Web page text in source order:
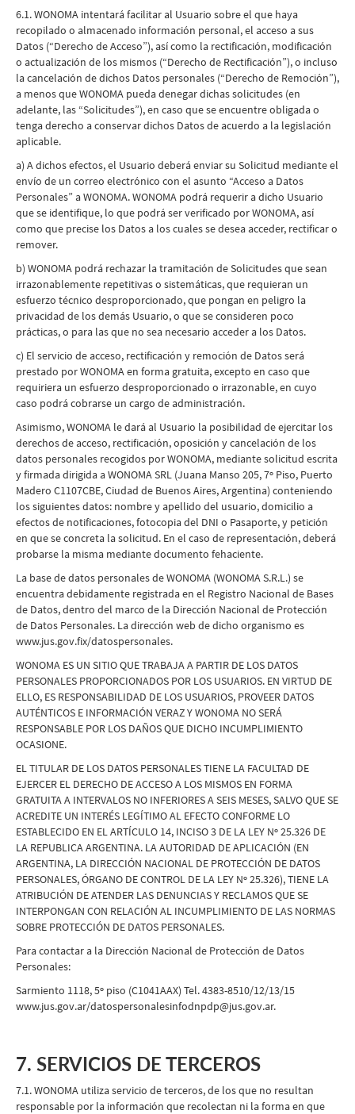
6.1. WONOMA intentará facilitar al Usuario sobre el que haya
recopilado o almacenado información personal, el acceso a sus
Datos (“Derecho de Acceso”), así como la rectificación, modificación
o actualización de los mismos (“Derecho de Rectificación”), o incluso
la cancelación de dichos Datos personales (“Derecho de Remoción”),
a menos que WONOMA pueda denegar dichas solicitudes (en
adelante, las “Solicitudes”), en caso que se encuentre obligada o
tenga derecho a conservar dichos Datos de acuerdo a la legislación
aplicable.
a) A dichos efectos, el Usuario deberá enviar su Solicitud mediante el
envío de un correo electrónico con el asunto “Acceso a Datos
Personales” a WONOMA. WONOMA podrá requerir a dicho Usuario
que se identifique, lo que podrá ser verificado por WONOMA, así
como que precise los Datos a los cuales se desea acceder, rectificar o
remover.
b) WONOMA podrá rechazar la tramitación de Solicitudes que sean
irrazonablemente repetitivas o sistemáticas, que requieran un
esfuerzo técnico desproporcionado, que pongan en peligro la
privacidad de los demás Usuario, o que se consideren poco
prácticas, o para las que no sea necesario acceder a los Datos.
c) El servicio de acceso, rectificación y remoción de Datos será
prestado por WONOMA en forma gratuita, excepto en caso que
requiriera un esfuerzo desproporcionado o irrazonable, en cuyo
caso podrá cobrarse un cargo de administración.
Asimismo, WONOMA le dará al Usuario la posibilidad de ejercitar los
derechos de acceso, rectificación, oposición y cancelación de los
datos personales recogidos por WONOMA, mediante solicitud escrita
y firmada dirigida a WONOMA SRL (Juana Manso 205, 7º Piso, Puerto
Madero C1107CBE, Ciudad de Buenos Aires, Argentina) conteniendo
los siguientes datos: nombre y apellido del usuario, domicilio a
efectos de notificaciones, fotocopia del DNI o Pasaporte, y petición
en que se concreta la solicitud. En el caso de representación, deberá
probarse la misma mediante documento fehaciente.
La base de datos personales de WONOMA (WONOMA S.R.L.) se
encuentra debidamente registrada en el Registro Nacional de Bases
de Datos, dentro del marco de la Dirección Nacional de Protección
de Datos Personales. La dirección web de dicho organismo es
www.jus.gov.fix/datospersonales.
WONOMA ES UN SITIO QUE TRABAJA A PARTIR DE LOS DATOS
PERSONALES PROPORCIONADOS POR LOS USUARIOS. EN VIRTUD DE
ELLO, ES RESPONSABILIDAD DE LOS USUARIOS, PROVEER DATOS
AUTÉNTICOS E INFORMACIÓN VERAZ Y WONOMA NO SERÁ
RESPONSABLE POR LOS DAÑOS QUE DICHO INCUMPLIMIENTO
OCASIONE.
EL TITULAR DE LOS DATOS PERSONALES TIENE LA FACULTAD DE
EJERCER EL DERECHO DE ACCESO A LOS MISMOS EN FORMA
GRATUITA A INTERVALOS NO INFERIORES A SEIS MESES, SALVO QUE SE
ACREDITE UN INTERÉS LEGÍTIMO AL EFECTO CONFORME LO
ESTABLECIDO EN EL ARTÍCULO 14, INCISO 3 DE LA LEY Nº 25.326 DE
LA REPUBLICA ARGENTINA. LA AUTORIDAD DE APLICACIÓN (EN
ARGENTINA, LA DIRECCIÓN NACIONAL DE PROTECCIÓN DE DATOS
PERSONALES, ÓRGANO DE CONTROL DE LA LEY Nº 25.326), TIENE LA
ATRIBUCIÓN DE ATENDER LAS DENUNCIAS Y RECLAMOS QUE SE
INTERPONGAN CON RELACIÓN AL INCUMPLIMIENTO DE LAS NORMAS
SOBRE PROTECCIÓN DE DATOS PERSONALES.
Para contactar a la Dirección Nacional de Protección de Datos
Personales:
Sarmiento 1118, 5º piso (C1041AAX) Tel. 4383-8510/12/13/15
www.jus.gov.ar/datospersonalesinfodnpdp@jus.gov.ar.
7. SERVICIOS DE TERCEROS
7.1. WONOMA utiliza servicio de terceros, de los que no resultan
responsable por la información que recolectan ni la forma en que